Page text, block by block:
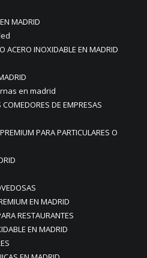
MADRID
ACERO INOXIDABLE EN MADRID
en madrid
DE EMPRESAS
PARA PARTICULARES O
EN MADRID
RESTAURANTES
EN MADRID